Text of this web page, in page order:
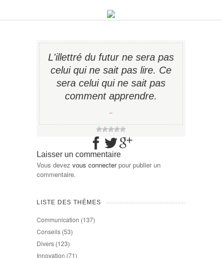
L'illettré du futur ne sera pas
celui qui ne sait pas lire. Ce
sera celui qui ne sait pas
comment apprendre.
−
Laisser un commentaire
Vous devez vous connecterpour publier un
commentaire.
LISTE DES THÈMES
Communication (137)
Conseils (53)
Divers (123)
Innovation (71)